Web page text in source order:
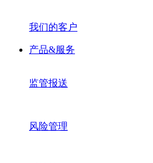
我们的客户
产品&服务
监管报送
风险管理